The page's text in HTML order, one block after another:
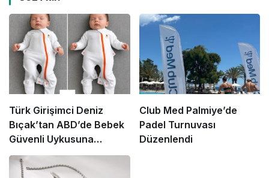
Türk Girişimci Deniz
Bıçak’tan ABD’de Bebek
Güvenli Uykusuna
Yenilikçi Dokunuş
Club Med Palmiye’de
Padel Turnuvası
Düzenlendi